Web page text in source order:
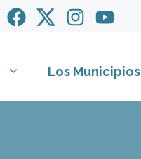
Los Municipios